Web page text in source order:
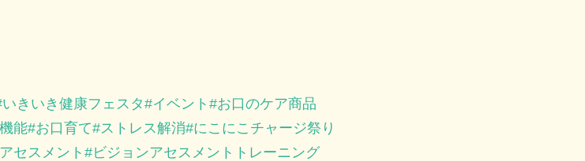
いきいき健康フェスタ イベント
お口のケア商品
能 お口育て ストレス解消 にこにこチャージ祭り
セスメント
ビジョンアセスメントトレーニング